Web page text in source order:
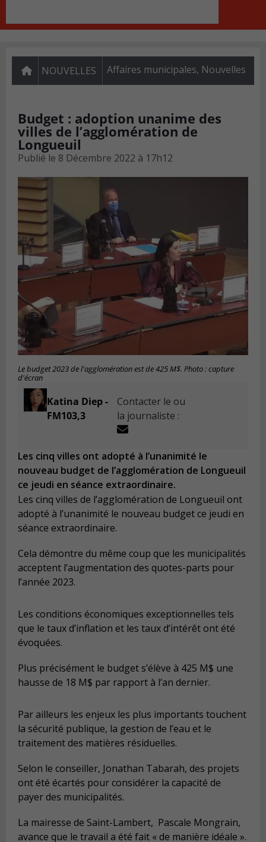
NOUVELLES Affaires municipales, Nouvelles
Budget : adoption unanime des
villes de l’agglomération de
Longueuil
Publié le 8 Décembre 2022 à 17h12
Le budget 2023 de l'agglomération est de 425 M$. Photo : capture
d'écran
Katina Diep -
FM103,3
Contacter le ou
la journaliste :
Les cinq villes ont adopté à l’unanimité le
nouveau budget de l’agglomération de Longueuil
ce jeudi en séance extraordinaire.
Les cinq villes de l’agglomération de Longueuil ont
adopté à l’unanimité le nouveau budget ce jeudi en
séance extraordinaire.
Cela démontre du même coup que les municipalités
acceptent l’augmentation des quotes-parts pour
l’année 2023.
Les conditions économiques exceptionnelles tels
que le taux d’inflation et les taux d’intérêt ont été
évoquées.
Plus précisément le budget s’élève à 425 M$ une
hausse de 18 M$ par rapport à l’an dernier.
Par ailleurs les enjeux les plus importants touchent
la sécurité publique, la gestion de l’eau et le
traitement des matières résiduelles.
Selon le conseiller, Jonathan Tabarah, des projets
ont été écartés pour considérer la capacité de
payer des municipalités.
La mairesse de Saint-Lambert, Pascale Mongrain,
avance que le travail a été fait « de manière idéale ».